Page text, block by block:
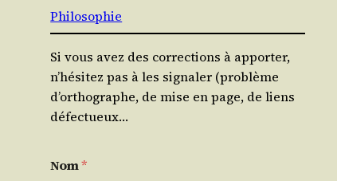
Philosophie
Si vous avez des corrections à apporter,
n’hésitez pas à les signaler (problème
d’orthographe, de mise en page, de liens
défectueux…
Nom*